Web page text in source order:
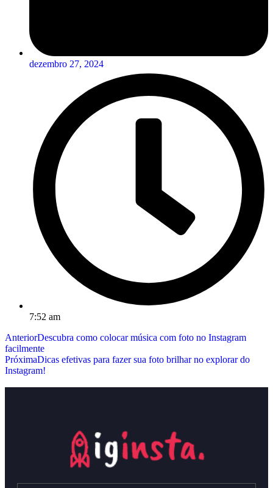
dezembro 27, 2024
7:52 am
AnteriorDescubra como colocar música com foto no Instagram
facilmente
PróximaDicas efetivas para fazer sua foto brilhar no explorar do
Instagram!